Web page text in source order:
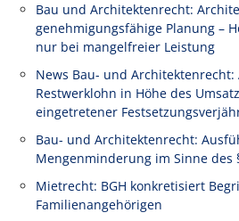
Bau und Architektenrecht:
genehmigungsfähige Planung –
nur bei mangelfreier Leistung
News Bau- und
Restwerklohn in Höhe des
eingetretener
Bau- und Architektenrecht:
Mengenminderung im Sinne des
Mietrecht: BGH konkretisiert
Familienangehörigen